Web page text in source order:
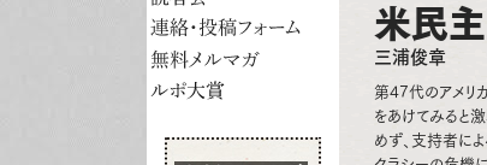
米民
三浦俊章
第47代のアメリ
をあけてみると
めず、支持者に